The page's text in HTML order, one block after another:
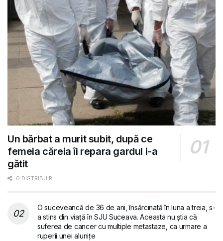
Un bărbat a murit subit, după ce
femeia căreia îi repara gardul i-a
gătit
0 DISTRIBUIRI
O suceveancă de 36 de ani, însărcinată în luna a treia, s-
a stins din viață în SJU Suceava. Aceasta nu știa că
suferea de cancer cu multiple metastaze, ca urmare a
ruperii unei alunițe